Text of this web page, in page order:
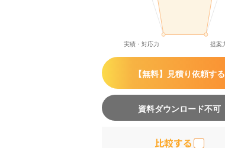
【無料】見積り依頼する
資料ダウンロード不可
比較する